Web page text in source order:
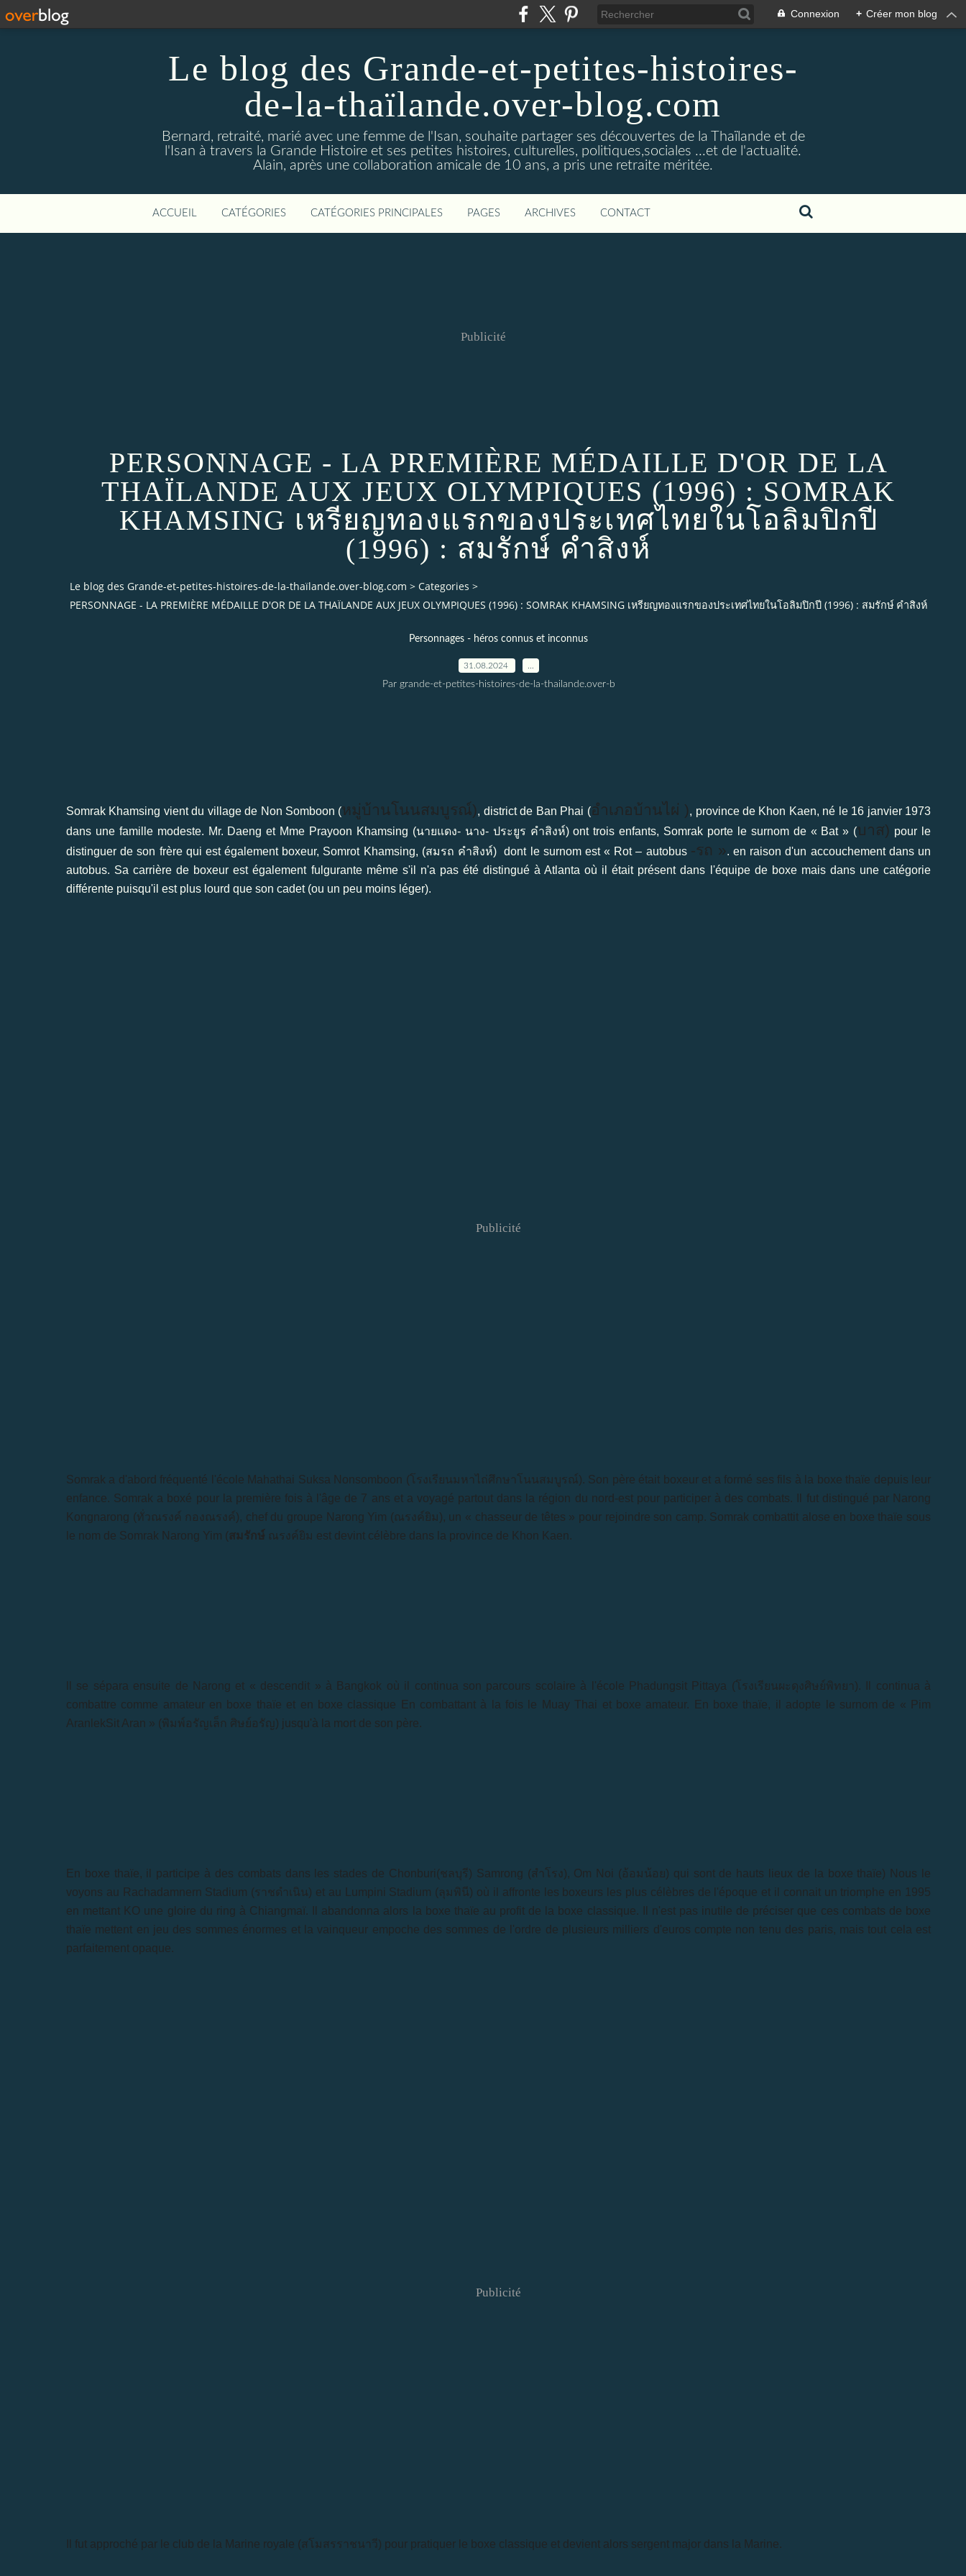
Connexion + Créer mon blog
Le blog des Grande-et-petites-histoires-
de-la-thaïlande.over-blog.com
Bernard, retraité, marié avec une femme de l'Isan, souhaite partager ses découvertes de la Thaïlande et de
l'Isan à travers la Grande Histoire et ses petites histoires, culturelles, politiques,sociales ...et de l'actualité.
Alain, après une collaboration amicale de 10 ans, a pris une retraite méritée.
ACCUEIL CATÉGORIES CATÉGORIES PRINCIPALES PAGES ARCHIVES CONTACT
Publicité
PERSONNAGE - LA PREMIÈRE MÉDAILLE D'OR DE LA
THAÏLANDE AUX JEUX OLYMPIQUES (1996) : SOMRAK
KHAMSING เหรียญทองแรกของประเทศไทยในโอลิมปิกปี
(1996) : สมรักษ์ คำสิงห์
Le blog des Grande-et-petites-histoires-de-la-thaïlande.over-blog.com > Categories >
PERSONNAGE - LA PREMIÈRE MÉDAILLE D'OR DE LA THAÏLANDE AUX JEUX OLYMPIQUES (1996) : SOMRAK KHAMSING เหรียญทองแรกของประเทศไทยในโอลิมปิกปี (1996) : สมรักษ์ คำสิงห์
Personnages - héros connus et inconnus
31.08.2024
Par grande-et-petites-histoires-de-la-thailande.over-b
Somrak Khamsing vient du village de Non Somboon (หมู่บ้านโนนสมบูรณ์), district de Ban Phai (อำเภอบ้านไผ่ ), province de Khon Kaen, né le 16 janvier 1973
dans une famille modeste. Mr. Daeng et Mme Prayoon Khamsing (นายแดง- นาง- ประยูร คำสิงห์) ont trois enfants, Somrak porte le surnom de « Bat » (บาส) pour le
distinguer de son frère qui est également boxeur, Somrot Khamsing, (สมรถ คำสิงห์) dont le surnom est « Rot – autobus -รถ ». en raison d'un accouchement dans un
autobus. Sa carrière de boxeur est également fulgurante même s'il n'a pas été distingué à Atlanta où il était présent dans l'équipe de boxe mais dans une catégorie
différente puisqu'il est plus lourd que son cadet (ou un peu moins léger).
Publicité
Somrak a d'abord fréquenté l'école Mahathai Suksa Nonsomboon (โรงเรียนมหาไถ่ศึกษาโนนสมบูรณ์). Son père était boxeur et a formé ses fils à la boxe thaïe depuis leur
enfance. Somrak a boxé pour la première fois à l'âge de 7 ans et a voyagé partout dans la région du nord-est pour participer à des combats. Il fut distingué par Narong
Kongnarong (ทั่วณรงค์ กองณรงค์), chef du groupe Narong Yim (ณรงค์ยิม), un « chasseur de têtes » pour rejoindre son camp. Somrak combattit alose en boxe thaïe sous
le nom de Somrak Narong Yim (สมรักษ์ ณรงค์ยิม est devint célèbre dans la province de Khon Kaen.
ll se sépara ensuite de Narong et « descendit » à Bangkok où il continua son parcours scolaire à l'école Phadungsit Pittaya (โรงเรียนผะดุงศิษย์พิทยา). Il continua à
combattre comme amateur en boxe thaïe et en boxe classique En combattant à la fois le Muay Thai et boxe amateur. En boxe thaïe, il adopte le surnom de « Pim
AranlekSit Aran » (พิมพ์อรัญเล็ก ศิษย์อรัญ) jusqu'à la mort de son père.
En boxe thaïe, il participe à des combats dans les stades de Chonburi(ชลบุรี) Samrong (สำโรง), Om Noi (อ้อมน้อย) qui sont de hauts lieux de la boxe thaïe) Nous le
voyons au Rachadamnern Stadium (ราชดำเนิน) et au Lumpini Stadium (ลุมพินี) où il affronte les boxeurs les plus célèbres de l'époque et il connait un triomphe en 1995
en mettant KO une gloire du ring à Chiangmaï. Il abandonna alors la boxe thaïe au profit de la boxe classique. Il n'est pas inutile de préciser que ces combats de boxe
thaïe mettent en jeu des sommes énormes et la vainqueur empoche des sommes de l'ordre de plusieurs milliers d'euros compte non tenu des paris, mais tout cela est
parfaitement opaque.
Publicité
Il fut approché par le club de la Marine royale (สโมสรราชนาวี) pour pratiquer le boxe classique et devient alors sergent major dans la Marine.